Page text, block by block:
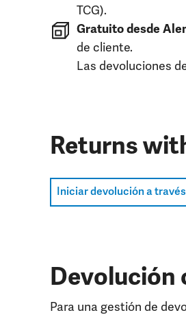
TCG).
Gratuito desde
de cliente.
Las devoluciones
Returns
Iniciar devolución a
Devolución
Para una gestión de